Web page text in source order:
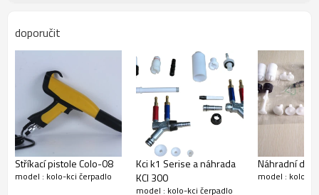
doporučit
Stříkací pistole Colo-08
model : kolo-kci čerpadlo
Kci k1 Serise a náhrada
KCI 300
model : kolo-kci čerpadlo
Náhradní díly
model : kolo-